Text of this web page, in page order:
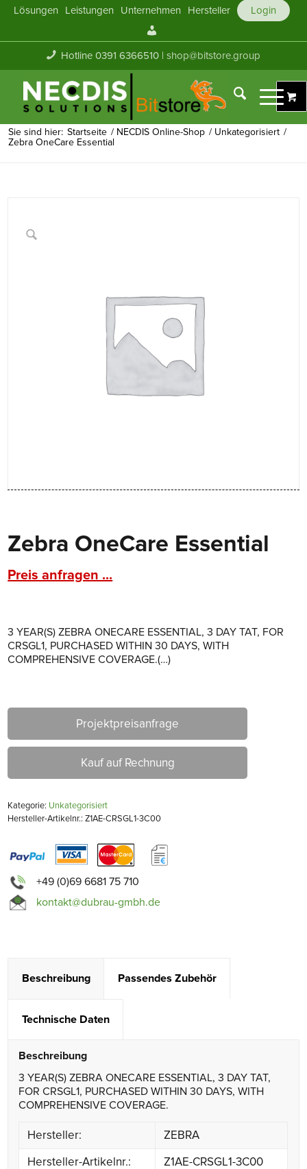
Lösungen Leistungen Unternehmen Hersteller
Login
Konto
Hotline 0391 6366510 |shop@bitstore.group
Sie sind hier: Startseite / NECDIS Online-Shop / Unkategorisiert /
Zebra OneCare Essential
Zebra OneCare Essential
Preis anfragen ...
3 YEAR(S) ZEBRA ONECARE ESSENTIAL, 3 DAY TAT, FOR
CRSGL1, PURCHASED WITHIN 30 DAYS, WITH
COMPREHENSIVE COVERAGE.(…)
Projektpreisanfrage
Kauf auf Rechnung
Kategorie: Unkategorisiert
Hersteller-Artikelnr.: Z1AE-CRSGL1-3C00
+49 (0)69 6681 75 710
kontakt@dubrau-gmbh.de
Beschreibung Passendes Zubehör
Technische Daten
Beschreibung
3 YEAR(S) ZEBRA ONECARE ESSENTIAL, 3 DAY TAT,
FOR CRSGL1, PURCHASED WITHIN 30 DAYS, WITH
COMPREHENSIVE COVERAGE.
Hersteller:
ZEBRA
Hersteller-Artikelnr.:
Z1AE-CRSGL1-3C00